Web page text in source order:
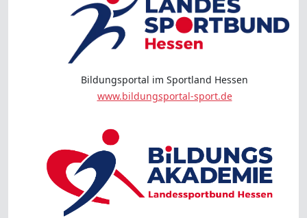
Bildungsportal im Sportland Hessen
www.bildungsportal-sport.de